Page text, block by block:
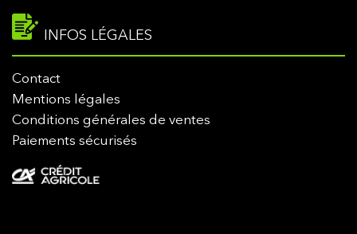
INFOS LÉGALES
Contact
Mentions légales
Conditions générales de ventes
Paiements sécurisés